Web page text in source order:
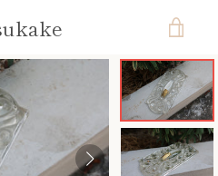
ー
ト
を
次
へ
ス
ラ
イ
ス
ラ
イ
ド
イ
ド